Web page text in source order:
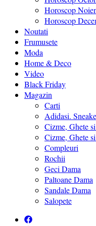
Horoscop
Horoscop
Noutati
Frumusete
Moda
Home & Deco
Video
Black Friday
Magazin
Carti
Adidasi.
Cizme, Ghete
Cizme, Ghete
Compleuri
Rochii
Geci Dama
Paltoane Dama
Sandale Dama
Salopete